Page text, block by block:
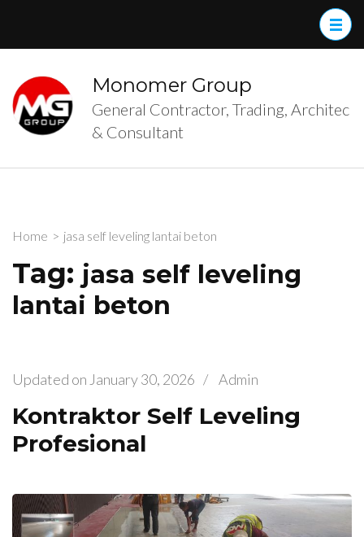
(Press
Enter)
Monomer Group
General Contractor, Trading, Architec
& Consultant
Home > jasa self leveling lantai beton
Tag: jasa self leveling
lantai beton
Updated on January 30, 2026 / Admin
Kontraktor Self Leveling
Profesional